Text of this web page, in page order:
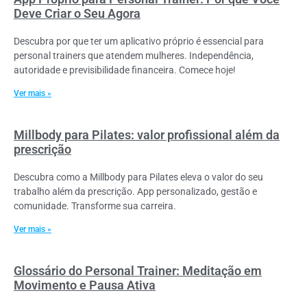
Deve Criar o Seu Agora
Descubra por que ter um aplicativo próprio é essencial para
personal trainers que atendem mulheres. Independência,
autoridade e previsibilidade financeira. Comece hoje!
Ver mais »
Millbody para Pilates: valor profissional além da
prescrição
Descubra como a Millbody para Pilates eleva o valor do seu
trabalho além da prescrição. App personalizado, gestão e
comunidade. Transforme sua carreira.
Ver mais »
Glossário do Personal Trainer: Meditação em
Movimento e Pausa Ativa